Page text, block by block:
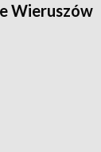
Wieruszów